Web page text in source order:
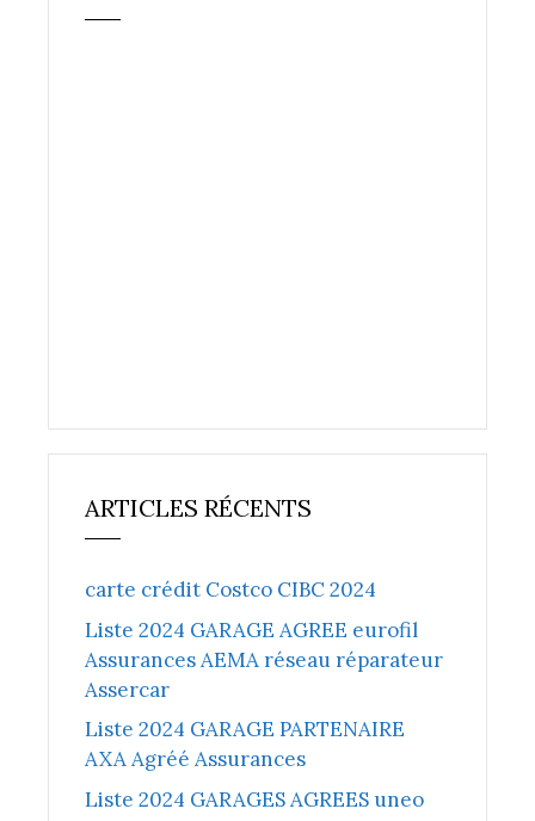
ARTICLES RÉCENTS
carte crédit Costco CIBC 2024
Liste 2024 GARAGE AGREE eurofil
Assurances AEMA réseau réparateur
Assercar
Liste 2024 GARAGE PARTENAIRE
AXA Agréé Assurances
Liste 2024 GARAGES AGREES uneo